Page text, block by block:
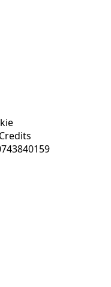
Credits